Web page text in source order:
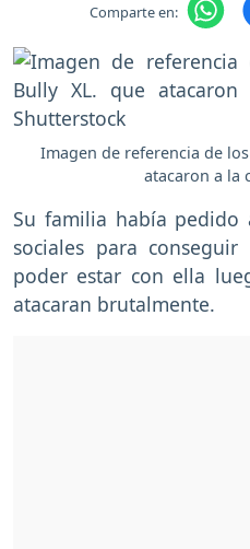
Comparte en:
Imagen de referencia de
atacaron a la
Su familia había pedido
sociales para
poder estar con ella
atacaran brutalmente.